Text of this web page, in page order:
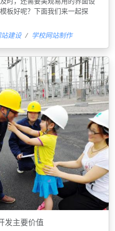
板好呢？下面我们来一起探
建设 学校网站制作
发主要价值